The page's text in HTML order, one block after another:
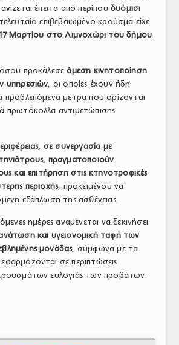
έπειτα από περίπου δυόμισι
επιβεβαιωμένο κρούσμα είχε
Μαρτίου στο Λιμνοχώρι του δήμου
προκάλεσεάμεση κινητοποίηση
υπηρεσιών, οι οποίες έχουν ήδη
προβλεπόμενα μέτρα που ορίζονται
πρωτόκολλα αντιμετώπισης
σε συνεργασία με
πραγματοποιούν
και επιτήρηση στις κτηνοτροφικές
περιοχής, προκειμένου να
εξάπλωση της ασθένειας.
ημέρες αναμένεται να ξεκινήσει
και υγειονομική ταφή των
μονάδας, σύμφωνα με τα
σε περιπτώσεις
ευλογιάς των προβάτων.